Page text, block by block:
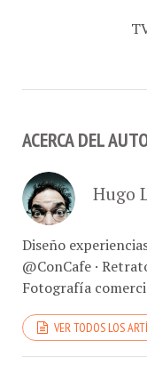
ACERCA DEL
Hugo
Diseño
@ConCafe ·
Fotografía
VER TODOS LOS